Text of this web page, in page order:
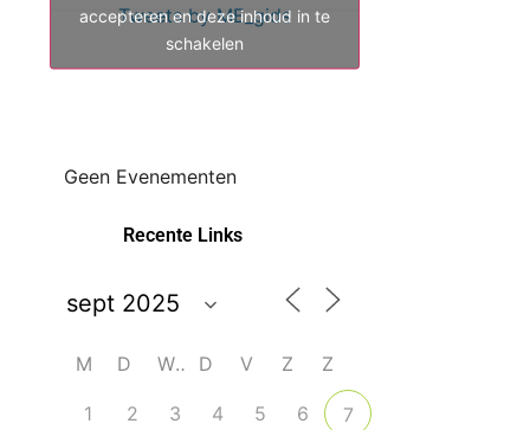
Tweets by ME_gids
accepteren en deze inhoud in te
schakelen
Geen Evenementen
Recente Links
M D W D V Z Z
1 2 3 4 5 6
7